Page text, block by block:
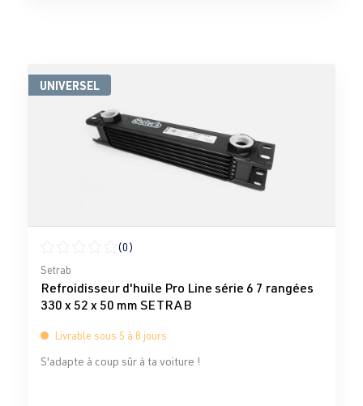
UNIVERSEL
Note moyenne de 0 sur 5 étoiles
(0)
Setrab
Refroidisseur d'huile Pro Line série 6 7 rangées
330 x 52 x 50 mm SETRAB
Livrable sous 5 à 8 jours
S'adapte à coup sûr à ta voiture !